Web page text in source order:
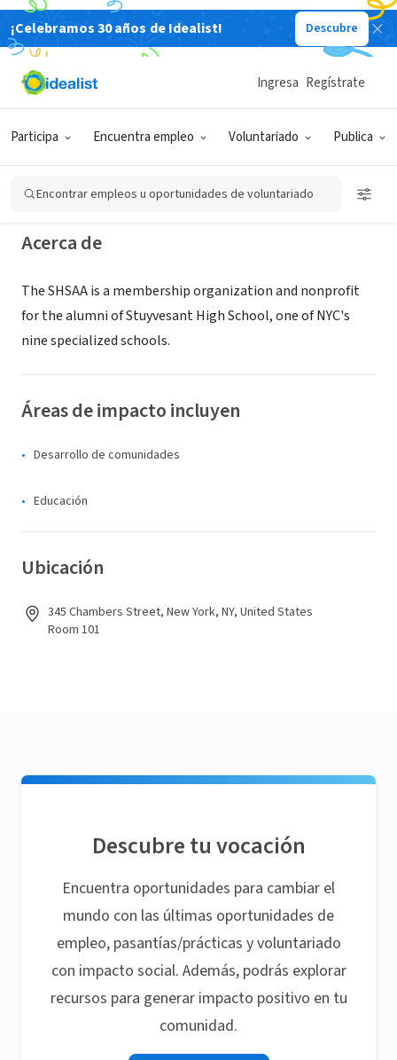
¡Celebramos 30 años de Idealist! Descubre
Participa Encuentra empleo Voluntariado Publica
Ingresa Regístrate
Encontrar empleos u oportunidades de voluntariado
ORGANIZACIÓN SIN FIN DE LUCRO
Stuyvesant High School Alumni
Association
New York, NY stuyalumni.org
Acerca de
The SHSAA is a membership organization and nonprofit
for the alumni of Stuyvesant High School, one of NYC's
nine specialized schools.
Áreas de impacto incluyen
Desarrollo de comunidades
Educación
Ubicación
345 Chambers Street, New York, NY, United States
Room 101
Descubre tu vocación
Encuentra oportunidades para cambiar el
mundo con las últimas oportunidades de
empleo, pasantías/prácticas y voluntariado
con impacto social. Además, podrás explorar
recursos para generar impacto positivo en tu
comunidad.